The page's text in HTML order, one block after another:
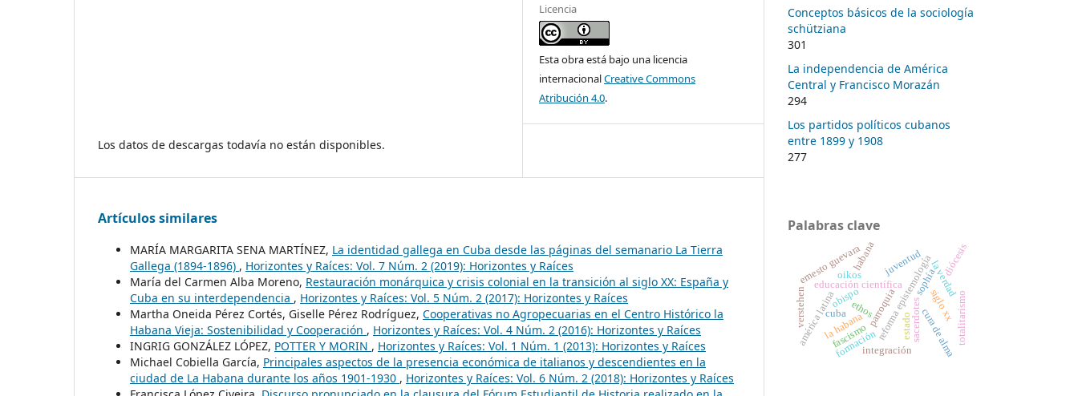
Los datos de descargas todavía no están disponibles.
Licencia
Esta obra está bajo una licencia
internacionalCreative Commons
Atribución 4.0.
Artículos similares
MARÍA MARGARITA SENA MARTÍNEZ, La identidad gallega en Cuba desde las páginas del semanario La Tierra
Gallega (1894-1896) , Horizontes y Raíces: Vol. 7 Núm. 2 (2019): Horizontes y Raíces
María del Carmen Alba Moreno, Restauración monárquica y crisis colonial en la transición al siglo XX: España y
Cuba en su interdependencia , Horizontes y Raíces: Vol. 5 Núm. 2 (2017): Horizontes y Raíces
Martha Oneida Pérez Cortés, Giselle Pérez Rodríguez, Cooperativas no Agropecuarias en el Centro Histórico la
Habana Vieja: Sostenibilidad y Cooperación , Horizontes y Raíces: Vol. 4 Núm. 2 (2016): Horizontes y Raíces
INGRIG GONZÁLEZ LÓPEZ, POTTER Y MORIN , Horizontes y Raíces: Vol. 1 Núm. 1 (2013): Horizontes y Raíces
Michael Cobiella García, Principales aspectos de la presencia económica de italianos y descendientes en la
ciudad de La Habana durante los años 1901-1930 , Horizontes y Raíces: Vol. 6 Núm. 2 (2018): Horizontes y Raíces
Conceptos básicos de la sociología
schütziana
301
La independencia de América
Central y Francisco Morazán
294
Los partidos políticos cubanos
entre 1899 y 1908
277
Palabras clave
educación científicareforma epistemología
oikos sophía
ethos
la verdad
obispo
sacerdotes
parroquia
la habana cura de alma
ernesto guevara
formación
juventud
américa latina
integración
verstehen
diócesis
habana
fascismo estado totalitarismo
siglo xx
cuba